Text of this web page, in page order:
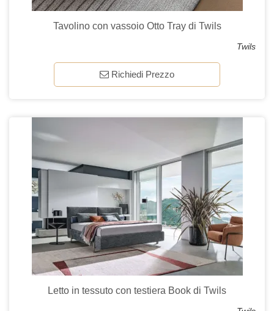
Tavolino con vassoio Otto Tray di Twils
Twils
Richiedi Prezzo
Letto in tessuto con testiera Book di Twils